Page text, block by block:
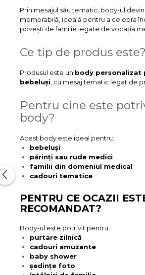
Prin mesajul său tematic, body-ul
memorabilă, ideală pentru a celebra
povești de familie legate de vocația
Ce tip de produs este?
Produsul este un body personalizat
bebeluși , cu mesaj tematic legat de
Pentru cine este
body?
Acest body este ideal pentru:
bebeluși
părinți sau rude medici
familii din domeniul medical
cadouri tematice
PENTRU CE OCAZII
RECOMANDAT?
Body-ul este potrivit pentru:
purtare zilnică
cadouri amuzante
baby shower
ședințe foto